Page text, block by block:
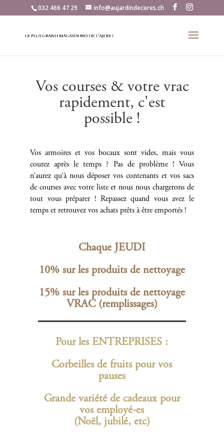
032 466 47 29 info@aujardindeceres.ch
Vos courses & votre vrac
rapidement, c'est
possible !
Vos armoires et vos bocaux sont vides, mais vous
courez après le temps ? Pas de problème ! Vous
n’aurez qu’à nous déposer vos contenants et vos sacs
de courses avec votre liste et nous nous chargerons de
tout vous préparer ! Repassez quand vous avez le
temps et retrouvez vos achats prêts à être emportés !
Chaque JEUDI
10% sur les produits de nettoyage
15% sur les produits de nettoyage
VRAC (remplissages)
Pour les ENTREPRISES :
Corbeilles de fruits pour vos
pauses
Grande variété de cadeaux pour
vos employé-es
(Noël, jubilé, etc)